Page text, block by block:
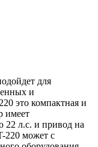
для
и
это компактная и
имеет
22 л.с. и привод на
220 может с